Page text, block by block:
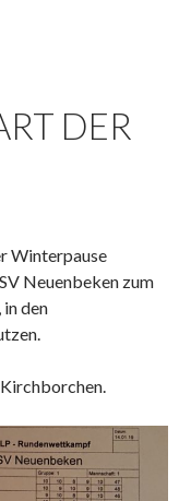
DER
Winterpause
Neuenbeken zum
den